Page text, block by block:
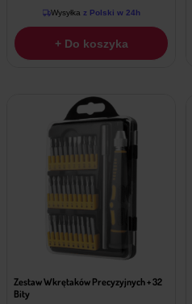
Wysyłka z Polski w 24h
+ Do koszyka
Zestaw Wkrętaków Precyzyjnych + 32
Bity